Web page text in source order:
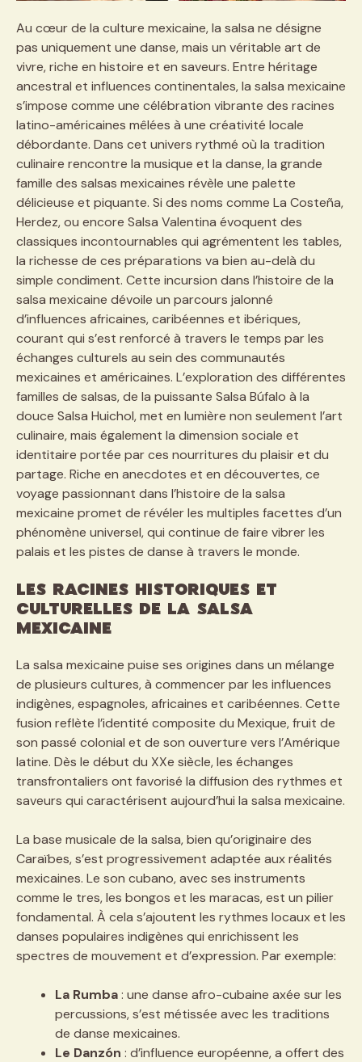
Au cœur de la culture mexicaine, la salsa ne désigne
pas uniquement une danse, mais un véritable art de
vivre, riche en histoire et en saveurs. Entre héritage
ancestral et influences continentales, la salsa mexicaine
s’impose comme une célébration vibrante des racines
latino-américaines mêlées à une créativité locale
débordante. Dans cet univers rythmé où la tradition
culinaire rencontre la musique et la danse, la grande
famille des salsas mexicaines révèle une palette
délicieuse et piquante. Si des noms comme La Costeña,
Herdez, ou encore Salsa Valentina évoquent des
classiques incontournables qui agrémentent les tables,
la richesse de ces préparations va bien au-delà du
simple condiment. Cette incursion dans l’histoire de la
salsa mexicaine dévoile un parcours jalonné
d’influences africaines, caribéennes et ibériques,
courant qui s’est renforcé à travers le temps par les
échanges culturels au sein des communautés
mexicaines et américaines. L’exploration des différentes
familles de salsas, de la puissante Salsa Búfalo à la
douce Salsa Huichol, met en lumière non seulement l’art
culinaire, mais également la dimension sociale et
identitaire portée par ces nourritures du plaisir et du
partage. Riche en anecdotes et en découvertes, ce
voyage passionnant dans l’histoire de la salsa
mexicaine promet de révéler les multiples facettes d’un
phénomène universel, qui continue de faire vibrer les
palais et les pistes de danse à travers le monde.
Les racines historiques et
culturelles de la salsa
mexicaine
La salsa mexicaine puise ses origines dans un mélange
de plusieurs cultures, à commencer par les influences
indigènes, espagnoles, africaines et caribéennes. Cette
fusion reflète l’identité composite du Mexique, fruit de
son passé colonial et de son ouverture vers l’Amérique
latine. Dès le début du XXe siècle, les échanges
transfrontaliers ont favorisé la diffusion des rythmes et
saveurs qui caractérisent aujourd’hui la salsa mexicaine.
La base musicale de la salsa, bien qu’originaire des
Caraïbes, s’est progressivement adaptée aux réalités
mexicaines. Le son cubano, avec ses instruments
comme le tres, les bongos et les maracas, est un pilier
fondamental. À cela s’ajoutent les rythmes locaux et les
danses populaires indigènes qui enrichissent les
spectres de mouvement et d’expression. Par exemple:
La Rumba: une danse afro-cubaine axée sur les
percussions, s’est métissée avec les traditions
de danse mexicaines.
Le Danzón : d’influence européenne, a offert des